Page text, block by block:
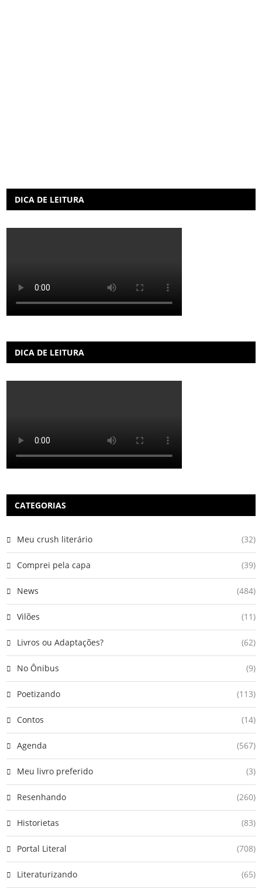
DICA DE LEITURA
DICA DE LEITURA
CATEGORIAS
Meu crush literário (32)
Comprei pela capa (39)
News (484)
Vilões (11)
Livros ou Adaptações? (62)
No Ônibus (9)
Poetizando (113)
Contos (14)
Agenda (567)
Meu livro preferido (3)
Resenhando (260)
Historietas (83)
Portal Literal (708)
Literaturizando (65)